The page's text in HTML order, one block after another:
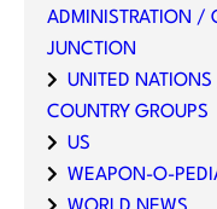
ADMINISTRATION /
JUNCTION
UNITED
COUNTRY GROUPS
US
WEAPON-O-